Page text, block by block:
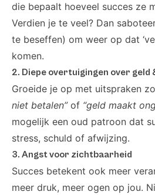
die bepaalt hoeveel succes ze
Verdien je te veel? Dan
te beseffen) om weer op dat
komen.
2. Diepe overtuigingen over geld
Groeide je op met uitspraken
niet betalen”of “geld maakt
mogelijk een oud patroon dat
stress, schuld of afwijzing.
3. Angst voor zichtbaarheid
Succes betekent ook meer
meer druk, meer ogen op jou.